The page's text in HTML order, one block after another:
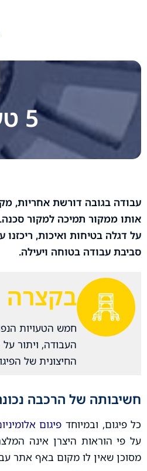
5 טעויות נפוצות בהרכבת פיגומים שעלולות לעלות ביוקר
עבודה בגובה דורשת אחריות,
אותו ממקור תמיכה למקור
סביבת עבודה בטוחה ויעילה.
בקצרה
חמש הטעויות
העבודה, ויתור
החיצונית של
חשיבותה של הרכבה
כל פיגום, ובמיוחד פיגום
על פי הוראות היצרן אינה
מסוכן שאין לו מקום באף אתר